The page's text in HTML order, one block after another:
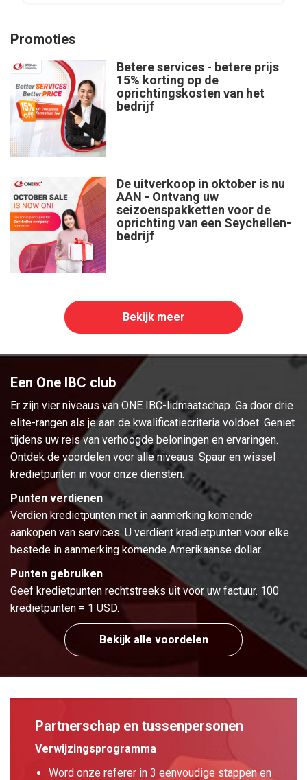
Promoties
Betere services - betere prijs
15% korting op de
oprichtingskosten van het
bedrijf
De uitverkoop in oktober is nu
AAN - Ontvang uw
seizoenspakketten voor de
oprichting van een Seychellen-
bedrijf
Bekijk meer
Een One IBC club
Er zijn vier niveaus van ONE IBC-lidmaatschap. Ga door drie
elite-rangen als je aan de kwalificatiecriteria voldoet. Geniet
tijdens uw reis van verhoogde beloningen en ervaringen.
Ontdek de voordelen voor alle niveaus. Spaar en wissel
kredietpunten in voor onze diensten.
Punten verdienen
Verdien kredietpunten met in aanmerking komende
aankopen van services. U verdient kredietpunten voor elke
bestede in aanmerking komende Amerikaanse dollar.
Punten gebruiken
Geef kredietpunten rechtstreeks uit voor uw factuur. 100
kredietpunten = 1 USD.
Bekijk alle voordelen
Partnerschap en tussenpersonen
Verwijzingsprogramma
Word onze referer in 3 eenvoudige stappen en